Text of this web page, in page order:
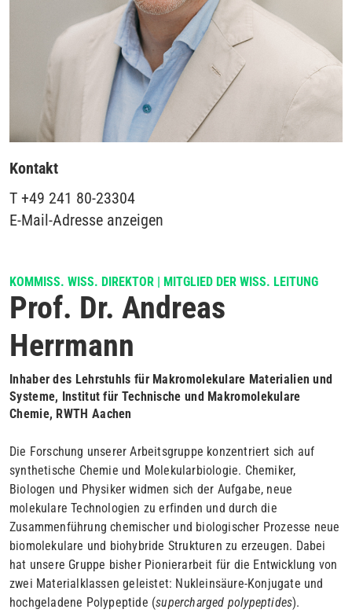
Kontakt
T +49 241 80-23304
E-Mail-Adresse anzeigen
KOMMISS. WISS. DIREKTOR | MITGLIED DER WISS. LEITUNG
Prof. Dr. Andreas
Herrmann
Inhaber des Lehrstuhls für Makromolekulare Materialien und
Systeme, Institut für Technische und Makromolekulare
Chemie, RWTH Aachen
Die Forschung unserer Arbeitsgruppe konzentriert sich auf
synthetische Chemie und Molekularbiologie. Chemiker,
Biologen und Physiker widmen sich der Aufgabe, neue
molekulare Technologien zu erfinden und durch die
Zusammenführung chemischer und biologischer Prozesse neue
biomolekulare und biohybride Strukturen zu erzeugen. Dabei
hat unsere Gruppe bisher Pionierarbeit für die Entwicklung von
zwei Materialklassen geleistet: Nukleinsäure-Konjugate und
hochgeladene Polypeptide (supercharged polypeptides).